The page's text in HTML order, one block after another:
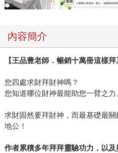
內容簡介
【王品豊老師．暢銷十萬冊這樣拜
您四處求財拜財神嗎？
您知道哪位財神最能助您一臂之力
求財固然要拜財神，而最基礎最
地公！
作者累積多年拜拜靈驗功力，以及